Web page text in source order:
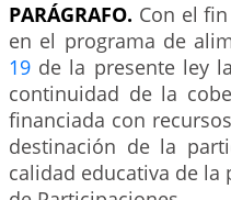
PARÁGRAFO. Con el
en el programa de
19 de la presente ley
continuidad de la
financiada con
destinación de la
calidad educativa de la